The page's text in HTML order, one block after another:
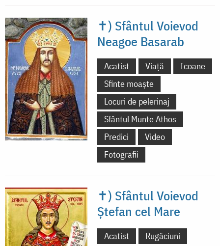
✝) Sfântul Voievod
Neagoe Basarab
Acatist Viață
Icoane
Sfinte moaște
Locuri de pelerinaj
Sfântul Munte Athos
Predici
Video
Fotografii
✝) Sfântul Voievod
Ștefan cel Mare
Acatist
Rugăciuni